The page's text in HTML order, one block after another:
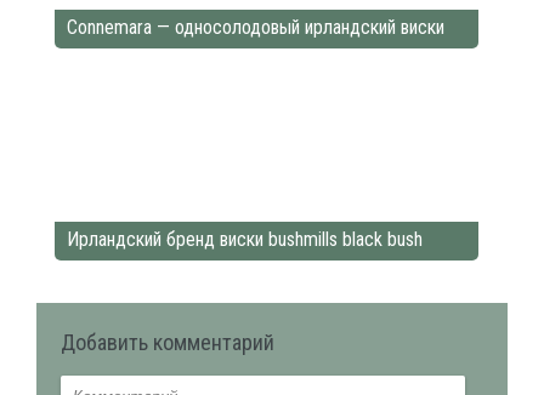
Connemara — односолодовый ирландский виски
Ирландский бренд виски bushmills black bush
Добавить комментарий